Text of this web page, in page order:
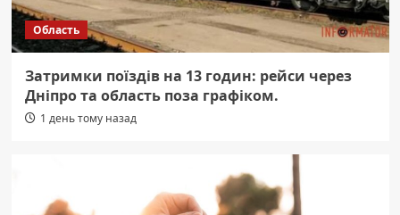
Область
Затримки поїздів на 13 годин: рейси через
Дніпро та область поза графіком.
1 день тому назад